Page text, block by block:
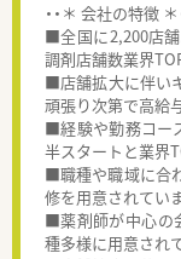
・・＊ 会社の特徴 ＊
■全国に2,200店舗
調剤店舗数業界TOP
■店舗拡大に伴い
頑張り次第で高給
■経験や勤務コー
半スタートと業界
■職種や職域に合
修を用意されてい
■薬剤師が中心の
種多様に用意され